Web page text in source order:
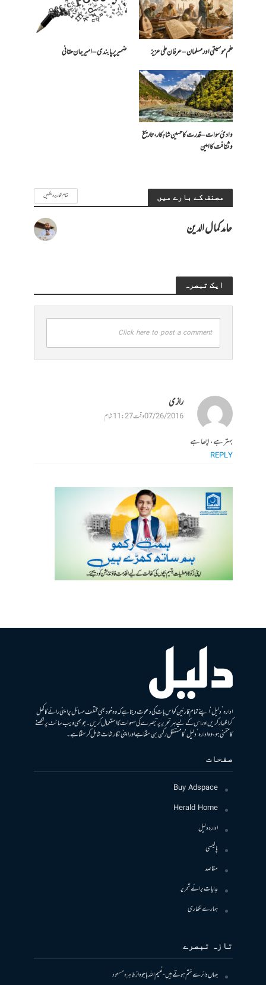
علم موسیقی اور مسلمان – عرفان علی عزیز ضمیر پر پابندی – امیرجان حقانی
وادیٔ سوات – قدرت کا حسین شاہکار، تاریخ
و ثقافت کا امین
مصنف کے بارے میں تمام تحاریر دیکھیں
حامد کمال الدین
ایک تبصرہ
Click here to post a comment
رازی
07/26/2016 وقت 11:27 شام
بہتر ہے، اچھا ہے
REPLY
ادارہ ’دلیل‘ اپنے تمام قارئین کو اس بات کی دعوت دیتا ہے کہ وہ خود بھی مختلف مسائل پر اپنی رائے کا کھل
کر اظہار کریں اور اس کے لیے ہر تحریر پر تبصرے کی سہولت کا استعمال کریں۔ جو بھی ویب سائٹ پر لکھنے
کا متمنی ہو، وہ ادارہ ’دلیل‘ کا مستقل رکن بن سکتا ہے اور اپنی نگارشات شامل کرسکتا ہے۔
صفحات
Buy Adspace
Herald Home
ادارہ دلیل
پالیسی
مقاصد
ہدایات برائے تحریر
ہمارے لکھاری
تازہ تبصرے
جہاں دائرے ختم ہوتے ہیں- نعیم اللہ باجوہازطاہرہ مسعود